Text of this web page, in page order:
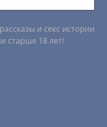
и секс истории
старше 18 лет!